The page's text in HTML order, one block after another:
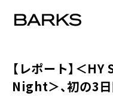
【レポート】＜
Night＞、初の3